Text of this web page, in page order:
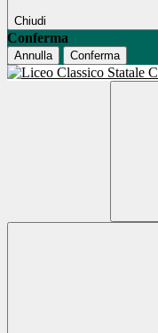
Chiudi
Conferma
Annulla Conferma